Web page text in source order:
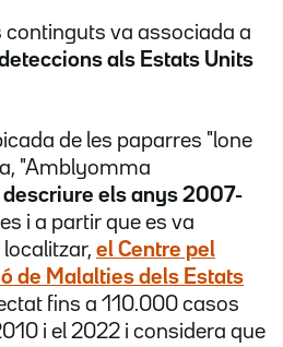
continguts va associada a
als Estats Units
de les paparres "lone
"Amblyomma
descriure els anys 2007-
i a partir que es va
el Centre pel
de Malalties dels Estats
fins a 110.000 casos
i el 2022 i considera que